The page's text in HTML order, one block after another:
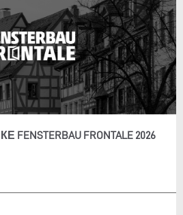
FRONTALE 2026